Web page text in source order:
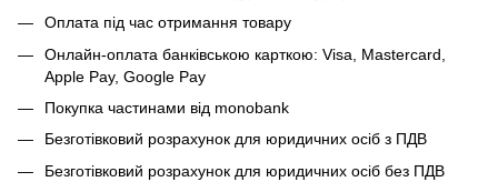
Оплата під час отримання товару
Онлайн-оплата банківською карткою: Visa, Mastercard,
Apple Pay, Google Pay
Покупка частинами від monobank
Безготівковий розрахунок для юридичних осіб з ПДВ
Безготівковий розрахунок для юридичних осіб без ПДВ